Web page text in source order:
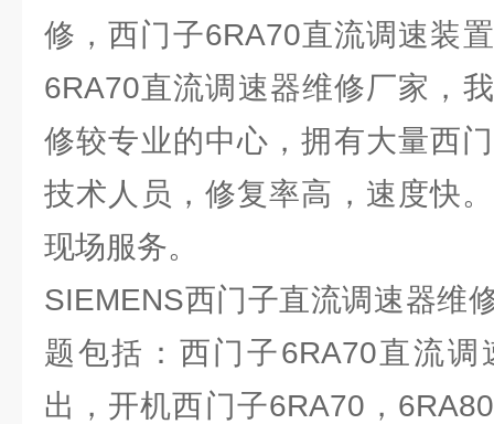
修，西门子6RA70直流调速装
6RA70直流调速器维修厂家，
修较专业的中心，拥有大量西
技术人员，修复率高，速度快
现场服务。
SIEMENS西门子直流调速器维
题包括：西门子6RA70直流
出，开机西门子6RA70，